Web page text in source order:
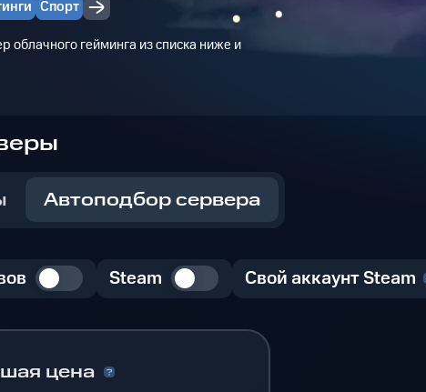
Спорт
облачного гейминга из списка ниже и
Автоподбор сервера
Steam Свой аккаунт Steam
цена